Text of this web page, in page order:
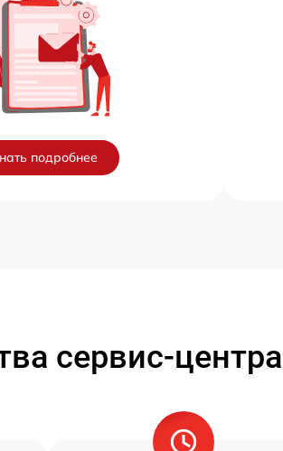
подробнее
сервис-центра